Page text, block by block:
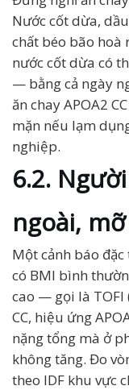
Nước cốt dừa,
chất béo bão hoà
nước cốt dừa có
— bằng cả ngày
ăn chay APOA2
mặn nếu lạm
nghiệp.
6.2.
ngoài,
Một cảnh báo
có BMI bình
cao — gọi là TOFI
CC, hiệu ứng
nặng tổng mà ở
không tăng. Đo
theo IDF khu vực